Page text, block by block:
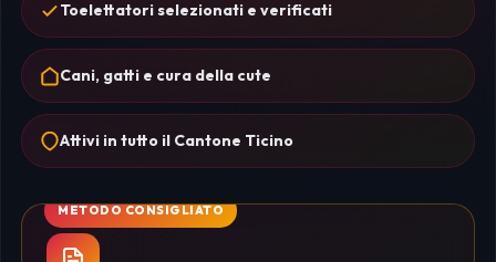
Toelettatori selezionati e verificati
Cani, gatti e cura della cute
Attivi in tutto il Cantone Ticino